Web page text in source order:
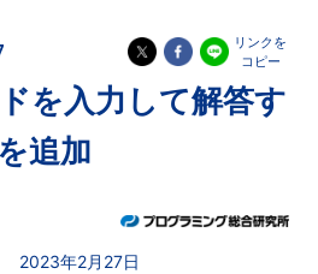
リンクを
コピー
を入力して解答す
追加
2023年2月27日